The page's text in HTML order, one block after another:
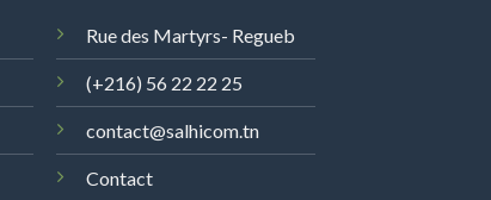
Rue des Martyrs- Regueb
(+216) 56 22 22 25
contact@salhicom.tn
Contact